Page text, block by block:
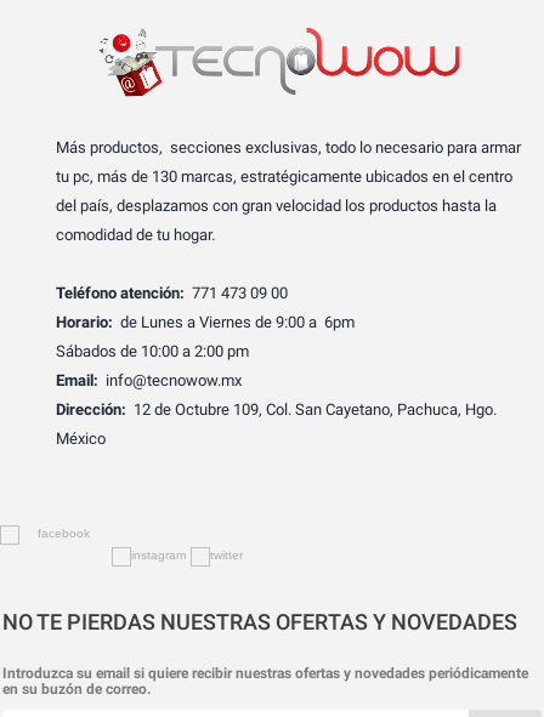
Más productos, secciones exclusivas, todo lo necesario para armar
tu pc, más de 130 marcas, estratégicamente ubicados en el centro
del país, desplazamos con gran velocidad los productos hasta la
comodidad de tu hogar.
Teléfono atención: 771 473 09 00
Horario: de Lunes a Viernes de 9:00 a 6pm
Sábados de 10:00 a 2:00 pm
Email: info@tecnowow.mx
Dirección: 12 de Octubre 109, Col. San Cayetano, Pachuca, Hgo.
México
NO TE PIERDAS NUESTRAS OFERTAS Y NOVEDADES
Introduzca su email si quiere recibir nuestras ofertas y novedades periódicamente
en su buzón de correo.